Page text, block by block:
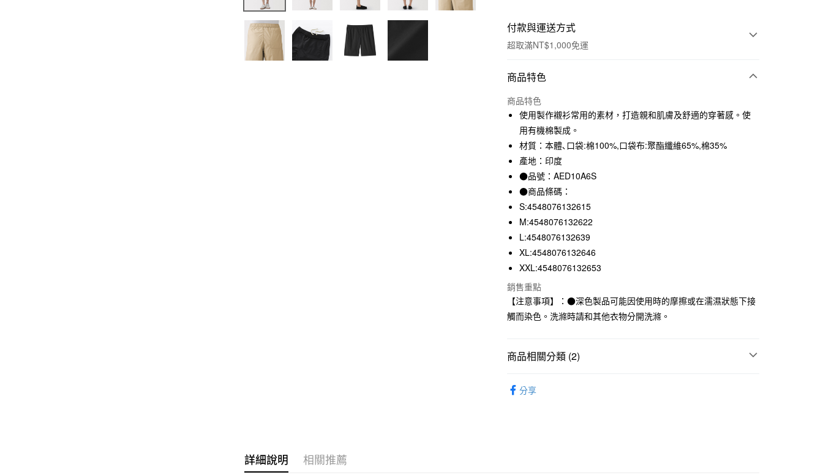
付款與運送方式
超取滿NT$1,000免運
付款方式
信用卡一次付款
信用卡分期付款
3 期 0 利率 每期NT$163 21家銀行
合作金庫商業銀行
華南商業銀行
上海商業儲蓄銀行
國泰世華商業銀行
臺灣中小企業銀行
匯豐（台灣）商業銀行
聯邦商業銀行
元大商業銀行
玉山商業銀行
台灣樂天信用卡公司
超商取貨付款
LINE Pay
Apple Pay
街口支付
悠遊付
運送方式
全家取貨付款
付款後全家取貨
7-11取貨付款
商品特色
商品特色
使用製作襯衫常用的素材，打造親和肌膚及舒適的穿著感。使
用有機棉製成。
材質：本體､口袋:棉100%,口袋布:聚酯纖維65%,棉35%
產地：印度
●品號：AED10A6S
●商品條碼：
S:4548076132615
M:4548076132622
L:4548076132639
XL:4548076132646
XXL:4548076132653
銷售重點
【注意事項】：●深色製品可能因使用時的摩擦或在濡濕狀態下接
觸而染色。洗滌時請和其他衣物分開洗滌。
商品相關分類 (2)
分享
詳細說明 相關推薦